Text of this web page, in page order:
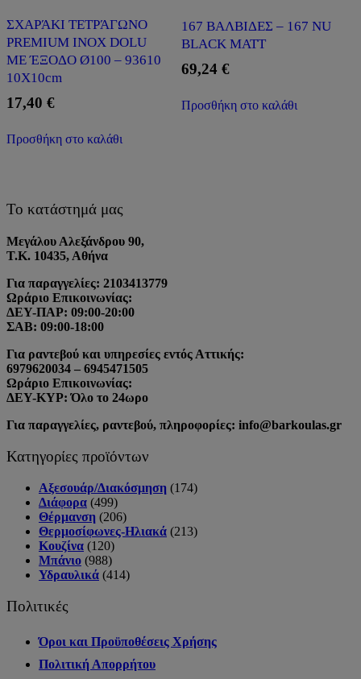
ΣΧΑΡΆΚΙ ΤΕΤΡΆΓΩΝΟ
PREMIUM INOX DOLU
ΜΕ ΈΞΟΔΟ Ø100 – 93610
10X10cm
17,40 €
Προσθήκη στο καλάθι
167 ΒΑΛΒΙΔΕΣ – 167 NU
BLACK MATT
69,24 €
Προσθήκη στο καλάθι
Το κατάστημά μας
Μεγάλου Αλεξάνδρου 90,
Τ.Κ. 10435, Αθήνα
Για παραγγελίες: 2103413779
Ωράριο Επικοινωνίας:
ΔΕΥ-ΠΑΡ: 09:00-20:00
ΣΑΒ: 09:00-18:00
Για ραντεβού και υπηρεσίες εντός Αττικής:
6979620034 – 6945471505
Ωράριο Επικοινωνίας:
ΔΕΥ-ΚΥΡ: Όλο το 24ωρο
Για παραγγελίες, ραντεβού, πληροφορίες: info@barkoulas.gr
Κατηγορίες προϊόντων
Αξεσουάρ/Διακόσμηση (174)
Διάφορα (499)
Θέρμανση (206)
Θερμοσίφωνες-Ηλιακά (213)
Κουζίνα (120)
Μπάνιο (988)
Υδραυλικά (414)
Πολιτικές
Όροι και Προϋποθέσεις Χρήσης
Πολιτική Απορρήτου